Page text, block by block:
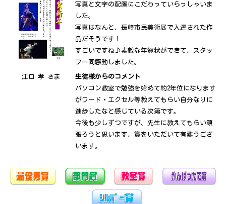
写真と文字の配置にこだわっていらっしゃいま
した。
写真はなんと、長崎市民美術展で入選された作
品だそうです！
すごいですね♪素敵な年賀状ができて、スタッ
フ一同感動しました。
江口 孝 さま
生徒様からのコメント
パソコン教室で勉強を始めて約2年位になります
がワード・エクセル等教えてもらい自分なりに
進歩したなと感じている次第です。
今後も少しずつですが、先生に教えてもらい頑
張ろうと思います、賞をいただいて有難うござ
います。